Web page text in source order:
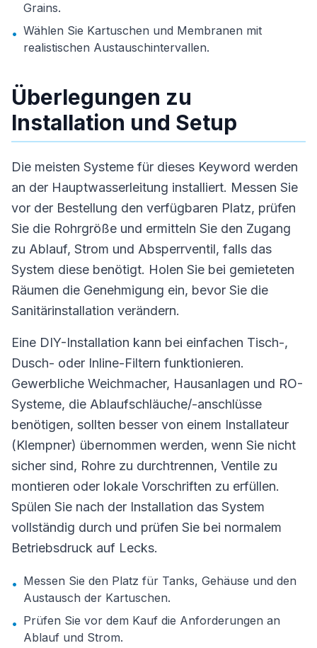
Grains.
• Wählen Sie Kartuschen und Membranen mit
realistischen Austauschintervallen.
Überlegungen zu
Installation und Setup
Die meisten Systeme für dieses Keyword werden
an der Hauptwasserleitung installiert. Messen Sie
vor der Bestellung den verfügbaren Platz, prüfen
Sie die Rohrgröße und ermitteln Sie den Zugang
zu Ablauf, Strom und Absperrventil, falls das
System diese benötigt. Holen Sie bei gemieteten
Räumen die Genehmigung ein, bevor Sie die
Sanitärinstallation verändern.
Eine DIY-Installation kann bei einfachen Tisch-,
Dusch- oder Inline-Filtern funktionieren.
Gewerbliche Weichmacher, Hausanlagen und RO-
Systeme, die Ablaufschläuche/-anschlüsse
benötigen, sollten besser von einem Installateur
(Klempner) übernommen werden, wenn Sie nicht
sicher sind, Rohre zu durchtrennen, Ventile zu
montieren oder lokale Vorschriften zu erfüllen.
Spülen Sie nach der Installation das System
vollständig durch und prüfen Sie bei normalem
Betriebsdruck auf Lecks.
• Messen Sie den Platz für Tanks, Gehäuse und den
Austausch der Kartuschen.
• Prüfen Sie vor dem Kauf die Anforderungen an
Ablauf und Strom.